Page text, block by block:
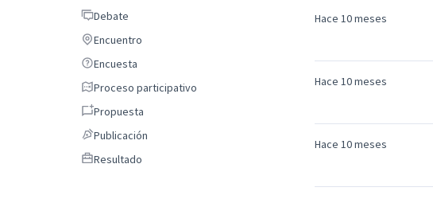
DebateDebate
Encuentro
Encuentro
Encuesta
Encuesta
Proceso participativo
Proceso participativo
Propuesta
Propuesta
Publicación
Publicación
Resultado
Resultado
Hace 10 meses
Hace 10 meses
Hace 10 meses